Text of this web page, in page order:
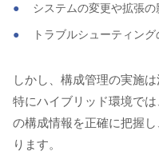
システムの変更や拡張
トラブルシューティン
しかし、構成管理の実施
特にハイブリッド環境で
の構成情報を正確に把握
ります。